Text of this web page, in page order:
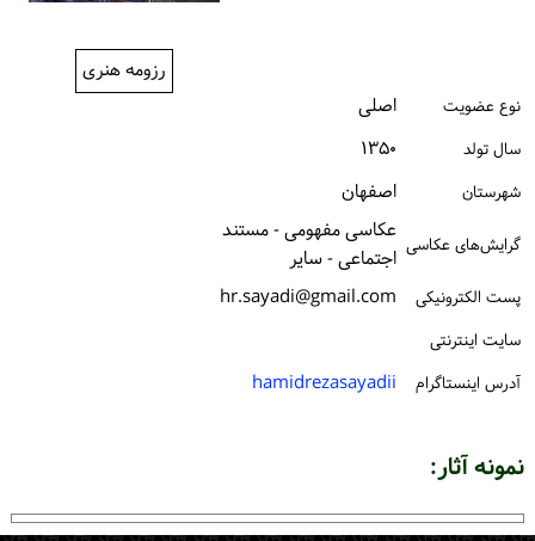
رزومه هنری
نوع عضویت اصلی
سال تولد ۱۳۵۰
شهرستان اصفهان
گرایش‌های عکاسی عکاسی مفهومی - مستند
اجتماعی - سایر
پست الكترونیكی hr.sayadi@gmail.com
سایت اینترنتی
آدرس اینستاگرام
hamidrezasayadii
نمونه آثار: